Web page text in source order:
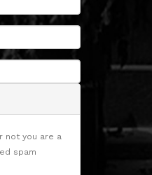
not you are a
spam